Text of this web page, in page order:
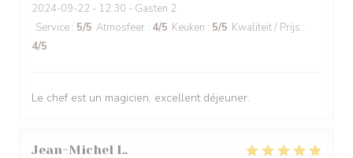
2024-09-22 - 12:30 - Gasten 2
Service : 5/5 Atmosfeer : 4/5 Keuken : 5/5 Kwaliteit / Prijs :
4/5
Le chef est un magicien, excellent déjeuner.
Jean-Michel L